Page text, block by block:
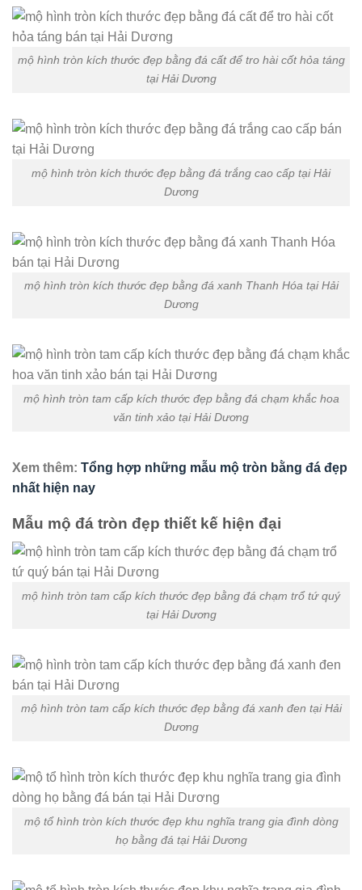
mộ hình tròn kích thước đẹp bằng đá cất để tro hài cốt hỏa táng
tại Hải Dương
mộ hình tròn kích thước đẹp bằng đá trắng cao cấp tại Hải
Dương
mộ hình tròn kích thước đẹp bằng đá xanh Thanh Hóa tại Hải
Dương
mộ hình tròn tam cấp kích thước đẹp bằng đá chạm khắc hoa
văn tinh xảo tại Hải Dương
Xem thêm: Tổng hợp những mẫu mộ tròn bằng đá đẹp
nhất hiện nay
Mẫu mộ đá tròn đẹp thiết kế hiện đại
mộ hình tròn tam cấp kích thước đẹp bằng đá chạm trổ tứ quý
tại Hải Dương
mộ hình tròn tam cấp kích thước đẹp bằng đá xanh đen tại Hải
Dương
mộ tổ hình tròn kích thước đẹp khu nghĩa trang gia đình dòng
họ bằng đá tại Hải Dương